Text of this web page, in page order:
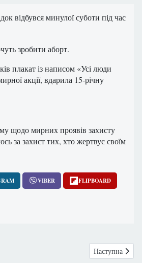
відбувся минулої суботи під час
зробити аборт.
плакат із написом «Усі люди
акції, вдарила 15-річну
щодо мирних проявів захисту
за захист тих, хто жертвує своїм
VIBER FLIPBOARD
Наступна
Наступна